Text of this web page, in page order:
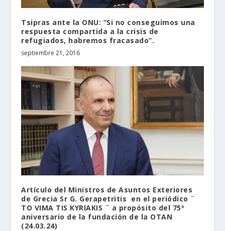
Tsipras ante la ONU: “Si no conseguimos una
respuesta compartida a la crisis de
refugiados, habremos fracasado”.
septiembre 21, 2016
Artículo del Ministros de Asuntos Exteriores
de Grecia Sr G. Gerapetritis en el periódico ¨
TO VIMA TIS KYRIAKIS ¨ a propósito del 75º
aniversario de la fundación de la OTAN
(24.03.24)